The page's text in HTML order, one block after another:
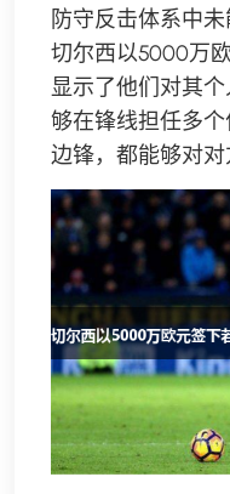
防守反击体系中
切尔西以5000万
显示了他们对其
够在锋线担任多
边锋，都能够对对